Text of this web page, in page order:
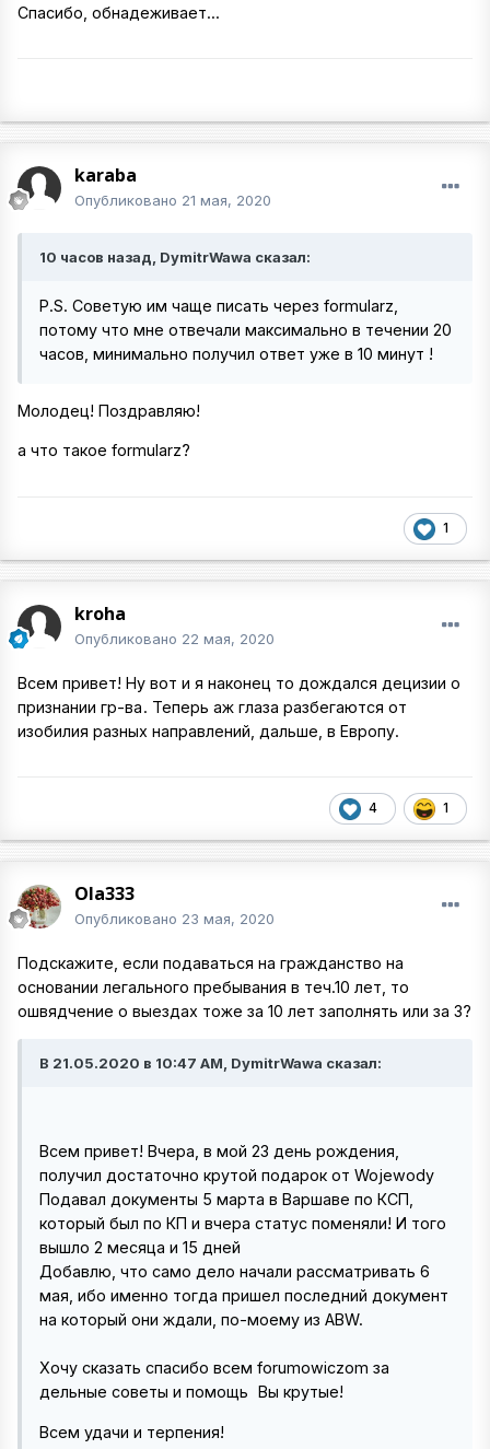
Спасибо, обнадеживает...
karaba
Опубликовано 21 мая, 2020
10 часов назад, DymitrWawa сказал:
P.S. Советую им чаще писать через formularz,
потому что мне отвечали максимально в течении 20
часов, минимально получил ответ уже в 10 минут !
Молодец! Поздравляю!
а что такое formularz?
1
kroha
Опубликовано 22 мая, 2020
Всем привет! Ну вот и я наконец то дождался децизии о
признании гр-ва. Теперь аж глаза разбегаются от
изобилия разных направлений, дальше, в Европу.
4 1
Ola333
Опубликовано 23 мая, 2020
Подскажите, если подаваться на гражданство на
основании легального пребывания в теч.10 лет, то
ошвядчение о выездах тоже за 10 лет заполнять или за 3?
В 21.05.2020 в 10:47 AM, DymitrWawa сказал:
Всем привет! Вчера, в мой 23 день рождения,
получил достаточно крутой подарок от Wojewody
Подавал документы 5 марта в Варшаве по КСП,
который был по КП и вчера статус поменяли! И того
вышло 2 месяца и 15 дней
Добавлю, что само дело начали рассматривать 6
мая, ибо именно тогда пришел последний документ
на который они ждали, по-моему из ABW.
Хочу сказать спасибо всем forumowiczom за
дельные советы и помощь Вы крутые!
Всем удачи и терпения!